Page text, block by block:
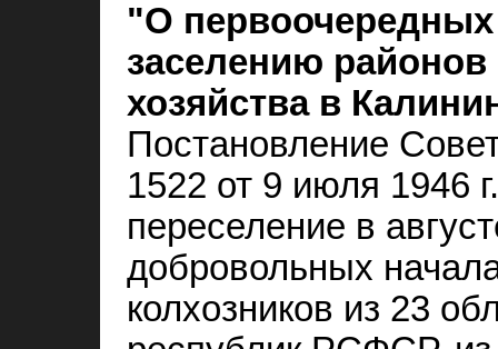
"О
заселению районов
хозяйства в
Постановление
1522 от 9 июля 1946
переселение в
добровольных
колхозников из 23